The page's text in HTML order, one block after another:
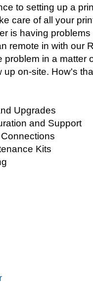
to setting up a
care of all your
is having
remote in with our
in a matter
on-site. How's
Upgrades
and Support
Kits